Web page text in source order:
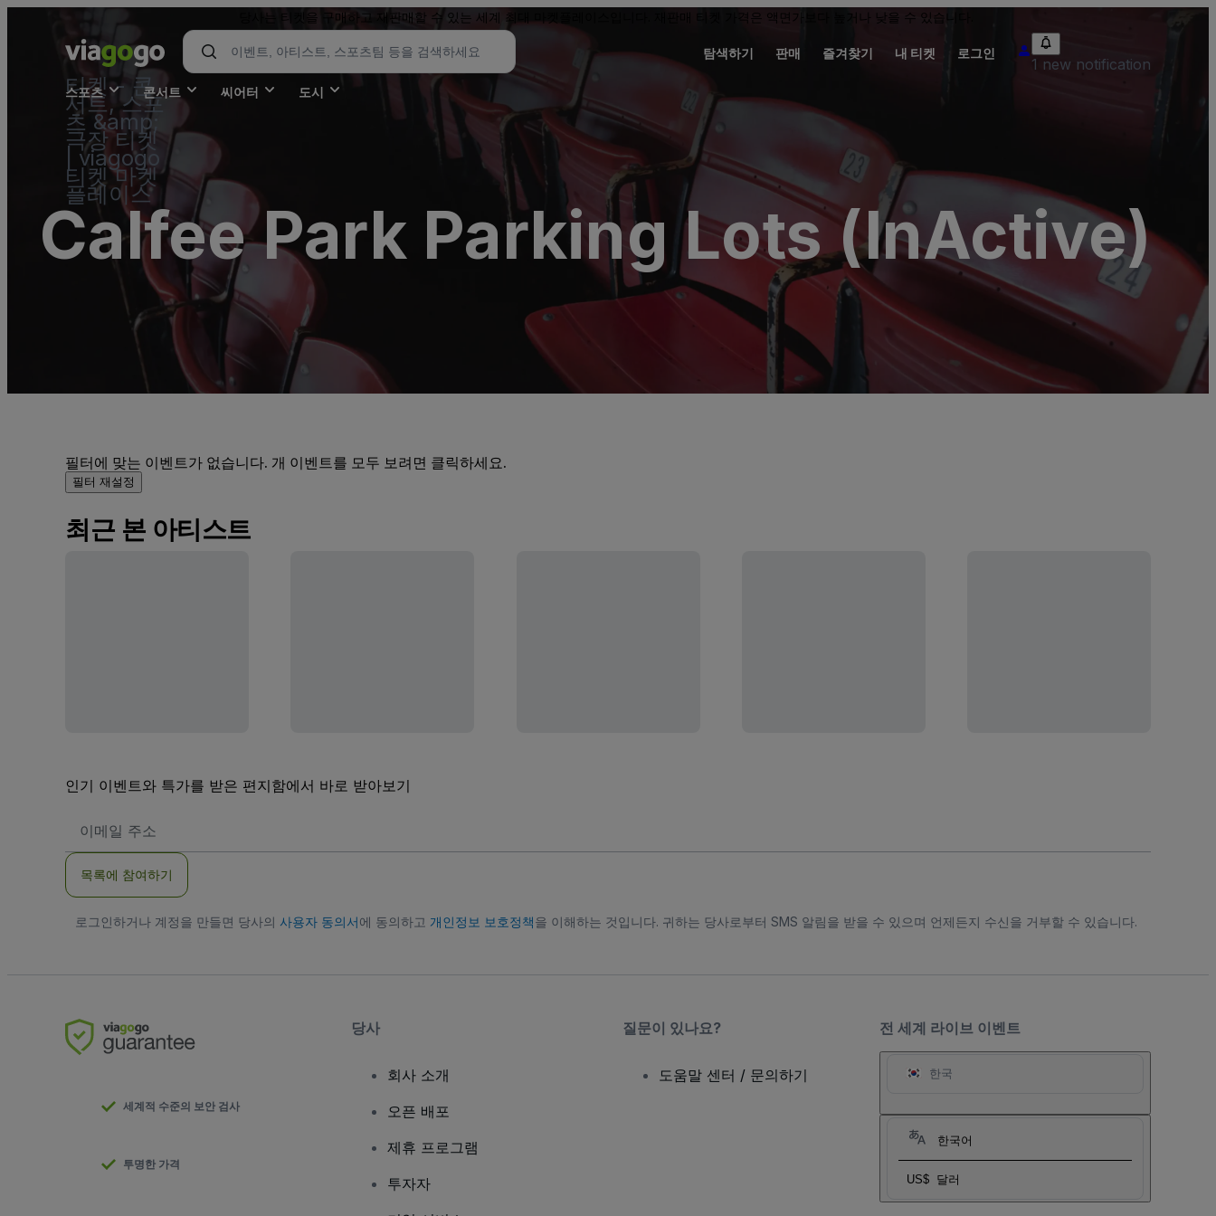
당사는 티켓을 구매하고 재판매할 수 있는 세계 최대 마켓플레이스입니다. 재판매 티켓 가격은 액면가보다 높거나 낮을 수 있습니다.
티켓 - 콘
서트, 스포
츠 &amp;
극장 티켓
| viagogo
티켓 마켓
플레이스
탐색하기 판매 즐겨찾기 내 티켓 로그인
1 new notification
스포츠 콘서트 씨어터 도시
Calfee Park Parking Lots (InActive)
필터에 맞는 이벤트가 없습니다. 개 이벤트를 모두 보려면 클릭하세요.
필터 재설정
최근 본 아티스트
인기 이벤트와 특가를 받은 편지함에서 바로 받아보기
메
소
목록에 참여하기
로그인하거나 계정을 만들면 당사의 사용자 동의서에 동의하고 개인정보 보호정책을 이해하는 것입니다. 귀하는 당사로부터 SMS 알림을 받을 수 있으며 언제든지 수신을 거부할 수 있습니다.
전 세계 라이브 이벤트
한국
한국어
US$ 달러
세계적 수준의 보안 검사
투명한 가격
당사
회사 소개
오픈 배포
제휴 프로그램
투자자
질문이 있나요?
도움말 센터 / 문의하기